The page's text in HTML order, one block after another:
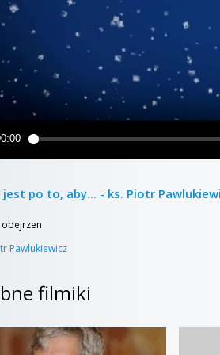
po to, aby... - ks. Piotr
obejrzen
Pawlukiewicz
filmiki